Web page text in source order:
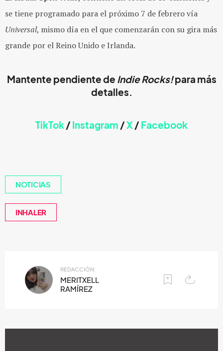
se tiene programado para el próximo 7 de febrero vía
Universal, mismo día en el que comenzarán con su gira más
grande por el Reino Unido e Irlanda.
Mantente pendiente de Indie Rocks!para más
detalles.
TikTok/Instagram /X /Facebook
NOTICIAS
INHALER
REDACCIÓN:
MERITXELL
RAMÍREZ